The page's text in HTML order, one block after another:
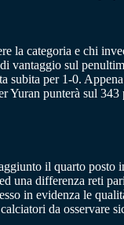
la categoria e chi
vantaggio sul
per 1-0.
punterà sul
il quarto posto
una differenza reti
in evidenza le
da osservare